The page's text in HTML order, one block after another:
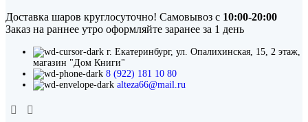
left
blank
Доставка шаров круглосуточно! Самовывоз с 10:00-20:00
Заказ на раннее утро оформляйте заранее за 1 день
г. Екатеринбург, ул. Опалихинская, 15, 2 этаж,
магазин "Дом Книги"
8 (922) 181 10 80
alteza66@mail.ru